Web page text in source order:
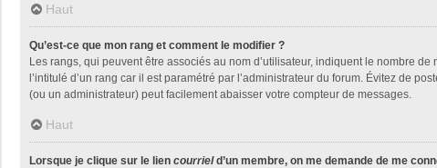
Haut
Qu’est-ce que mon rang et comment le modifier ?
Les rangs, qui peuvent être associés au nom d’utilisateur, indiquent le nombre
l’intitulé d’un rang car il est paramétré par l’administrateur du forum. Évitez de
(ou un administrateur) peut facilement abaisser votre compteur de messages.
Haut
Lorsque je clique sur le lien courrield’un membre, on me demande de me